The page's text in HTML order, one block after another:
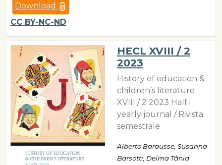
Download
CC BY-NC-ND
HECL XVIII / 2
2023
History of education &
children’s literature
XVIII / 2 2023 Half-
yearly journal / Rivista
semestrale
Alberto Barausse, Susanna
Barsotti, Delma Tânia